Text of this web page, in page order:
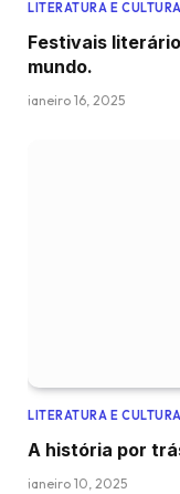
LITERATURA E CULTURA
Festivais
mundo.
janeiro 16, 2025
LITERATURA E CULTURA
A história por
janeiro 10, 2025